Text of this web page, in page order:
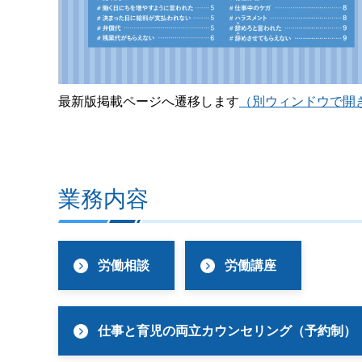
最新版掲載ページへ遷移します （別ウィンドウで開
業務内容
労働相談 労働講座
仕事と育児の両立カウンセリング（予約制）